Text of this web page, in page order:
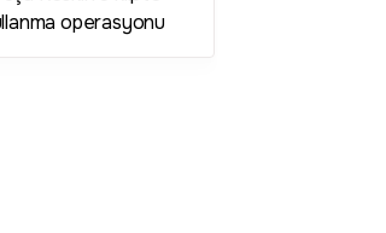
operasyonu